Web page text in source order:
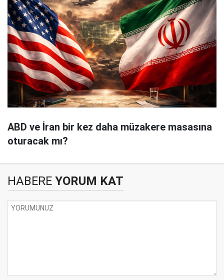
ABD ve İran bir kez daha müzakere masasına
oturacak mı?
HABERE YORUM KAT